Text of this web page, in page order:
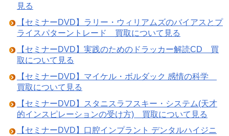
見る
【セミナーDVD】ラリー・ウィリアムズのバイアスとプ
ライスパターントレード 買取について見る
【セミナーDVD】実践のためのドラッカー解読CD 買
取について見る
【セミナーDVD】マイケル・ボルダック 感情の科学
買取について見る
【セミナーDVD】スタニスラフスキー・システム(天才
的インスピレーションの受け方) 買取について見る
【セミナーDVD】口腔インプラント デンタルハイジニ